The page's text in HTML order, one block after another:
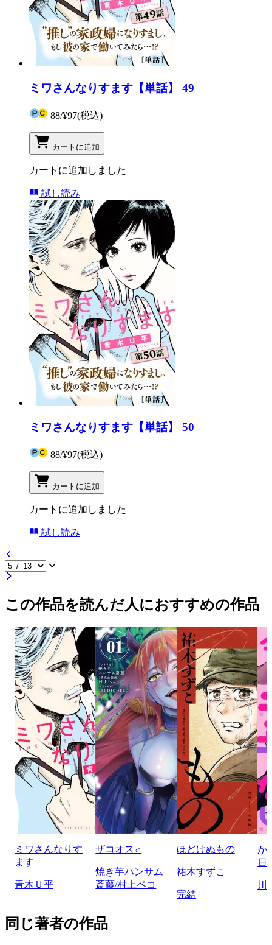
ミワさんなりすます【単話】 49
88/¥97(税込)
カートに追加
カートに追加しました
試し読み
ミワさんなりすます【単話】 50
88/¥97(税込)
カートに追加
カートに追加しました
試し読み
この作品を読んだ人におすすめの作品
ミワさんなりす
ます
青木Ｕ平
ザコオス♂
焼き芋ハンサム
斎藤/村上ペコ
ほどけぬもの
祐木すずこ
完結
か
日
川
同じ著者の作品